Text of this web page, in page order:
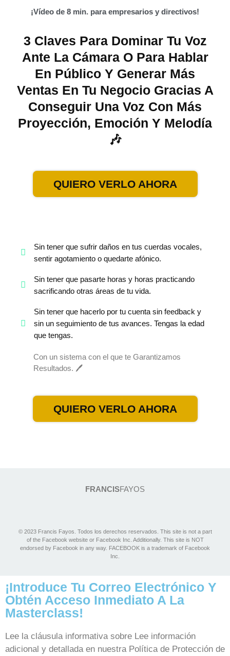
¡Vídeo de 8 min. para empresarios y directivos!
3 Claves Para Dominar Tu Voz
Ante La Cámara O Para Hablar
En Público Y Generar Más
Ventas En Tu Negocio Gracias A
Conseguir Una Voz Con Más
Proyección, Emoción Y Melodía
🎶
QUIERO VERLO AHORA
Sin tener que sufrir daños en tus cuerdas vocales,
sentir agotamiento o quedarte afónico.
Sin tener que pasarte horas y horas practicando
sacrificando otras áreas de tu vida.
Sin tener que hacerlo por tu cuenta sin feedback y
sin un seguimiento de tus avances. Tengas la edad
que tengas.
Con un sistema con el que te Garantizamos
Resultados. 🖊️
QUIERO VERLO AHORA
FRANCISFAYOS
© 2023 Francis Fayos. Todos los derechos reservados. This site is not a part
of the Facebook website or Facebook Inc. Additionally. This site is NOT
endorsed by Facebook in any way. FACEBOOK is a trademark of Facebook
Inc.
¡Introduce Tu Correo Electrónico Y
Obtén Acceso Inmediato A La
Masterclass!
Lee la cláusula informativa sobre Lee información
adicional y detallada en nuestra Política de Protección de